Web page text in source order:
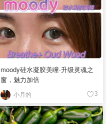
moody硅水凝胶美瞳·升级灵魂之
窗，魅力加倍
小月的 3